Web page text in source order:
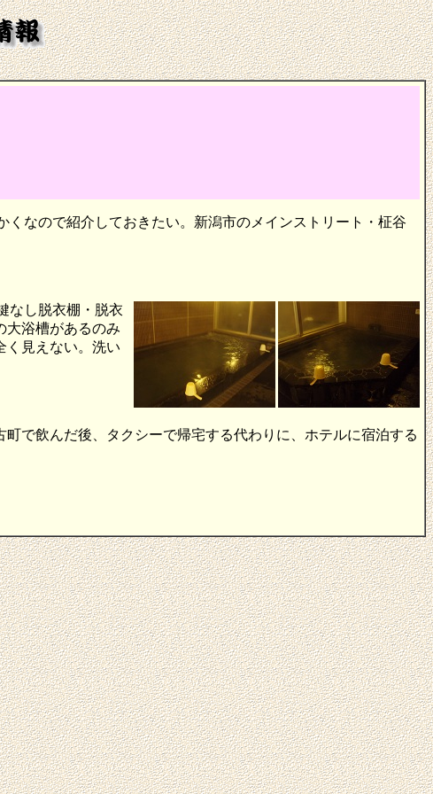
なので紹介しておきたい。新潟市のメインストリート・柾谷
なし脱衣棚・脱衣
大浴槽があるのみ
く見えない。洗い
で飲んだ後、タクシーで帰宅する代わりに、ホテルに宿泊する